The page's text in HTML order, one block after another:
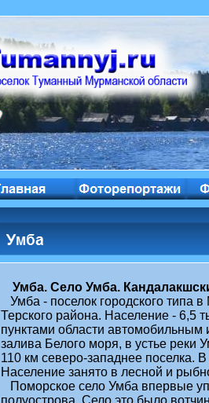
Умба. Село Умба.
Умба - поселок городского типа
Терского района. Население - 6,5
пунктами области
залива Белого моря, в устье
110 км северо-западнее поселка.
Население занято в лесной и
Поморское село Умба впервые
полуострова. Село это было